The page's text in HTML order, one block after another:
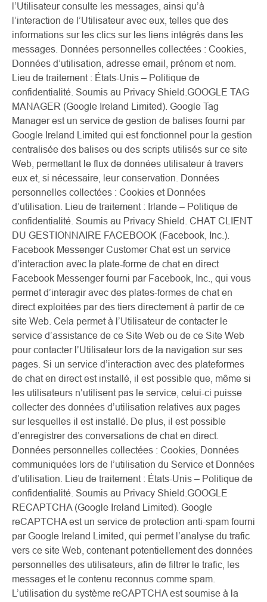
l’Utilisateur consulte les messages, ainsi qu’à
l’interaction de l’Utilisateur avec eux, telles que des
informations sur les clics sur les liens intégrés dans les
messages. Données personnelles collectées : Cookies,
Données d’utilisation, adresse email, prénom et nom.
Lieu de traitement : États-Unis – Politique de
confidentialité. Soumis au Privacy Shield.GOOGLE TAG
MANAGER (Google Ireland Limited). Google Tag
Manager est un service de gestion de balises fourni par
Google Ireland Limited qui est fonctionnel pour la gestion
centralisée des balises ou des scripts utilisés sur ce site
Web, permettant le flux de données utilisateur à travers
eux et, si nécessaire, leur conservation. Données
personnelles collectées : Cookies et Données
d’utilisation. Lieu de traitement : Irlande – Politique de
confidentialité. Soumis au Privacy Shield. CHAT CLIENT
DU GESTIONNAIRE FACEBOOK (Facebook, Inc.).
Facebook Messenger Customer Chat est un service
d’interaction avec la plate-forme de chat en direct
Facebook Messenger fourni par Facebook, Inc., qui vous
permet d’interagir avec des plates-formes de chat en
direct exploitées par des tiers directement à partir de ce
site Web. Cela permet à l’Utilisateur de contacter le
service d’assistance de ce Site Web ou de ce Site Web
pour contacter l’Utilisateur lors de la navigation sur ses
pages. Si un service d’interaction avec des plateformes
de chat en direct est installé, il est possible que, même si
les utilisateurs n’utilisent pas le service, celui-ci puisse
collecter des données d’utilisation relatives aux pages
sur lesquelles il est installé. De plus, il est possible
d’enregistrer des conversations de chat en direct.
Données personnelles collectées : Cookies, Données
communiquées lors de l’utilisation du Service et Données
d’utilisation. Lieu de traitement : États-Unis – Politique de
confidentialité. Soumis au Privacy Shield.GOOGLE
RECAPTCHA (Google Ireland Limited). Google
reCAPTCHA est un service de protection anti-spam fourni
par Google Ireland Limited, qui permet l’analyse du trafic
vers ce site Web, contenant potentiellement des données
personnelles des utilisateurs, afin de filtrer le trafic, les
messages et le contenu reconnus comme spam.
L’utilisation du système reCAPTCHA est soumise à la